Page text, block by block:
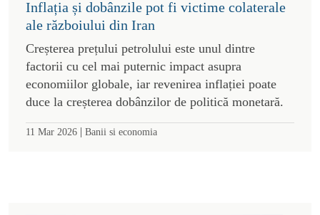
Inflația și dobânzile pot fi victime colaterale
ale războiului din Iran
Creșterea prețului petrolului este unul dintre
factorii cu cel mai puternic impact asupra
economiilor globale, iar revenirea inflației poate
duce la creșterea dobânzilor de politică monetară.
11 Mar 2026 | Banii si economia